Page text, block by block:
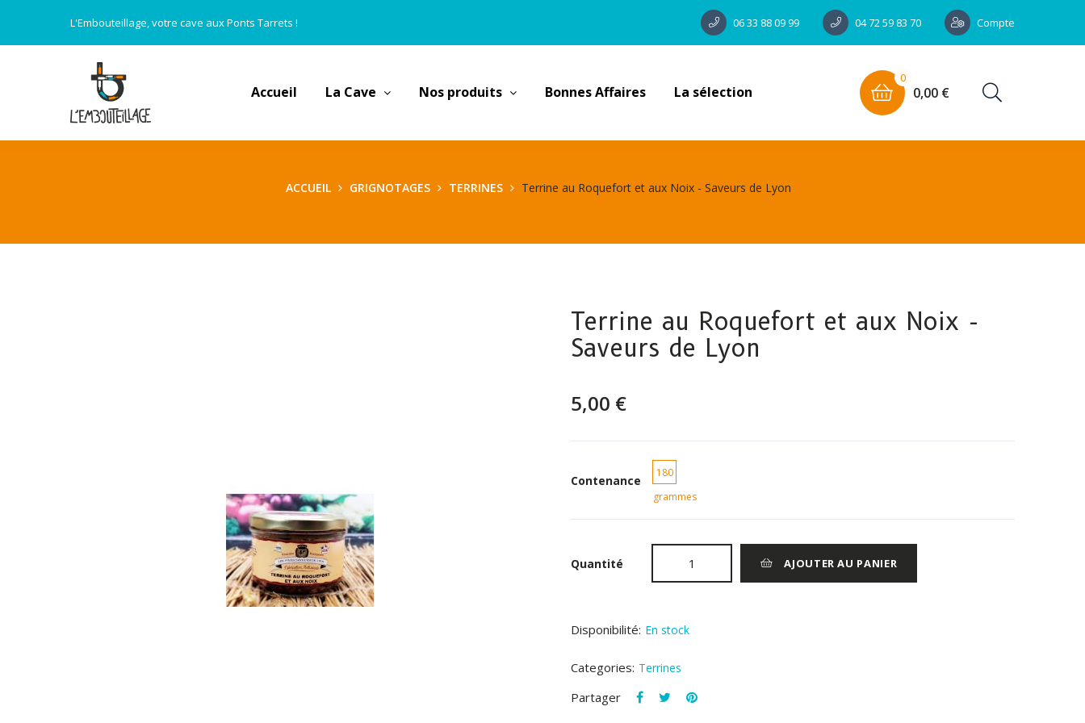
L'Embouteillage, votre cave aux Ponts Tarrets ! 06 33 88 09 99 04 72 59 83 70 Compte
Accueil La Cave Nos produits Bonnes Affaires La sélection
0
0,00 €
ACCUEIL GRIGNOTAGES TERRINES Terrine au Roquefort et aux Noix - Saveurs de Lyon
Terrine au Roquefort et aux Noix -
Saveurs de Lyon
5,00 €
Contenance
180
grammes
Quantité AJOUTER AU PANIER
Disponibilité: En stock
Categories: Terrines
Partager